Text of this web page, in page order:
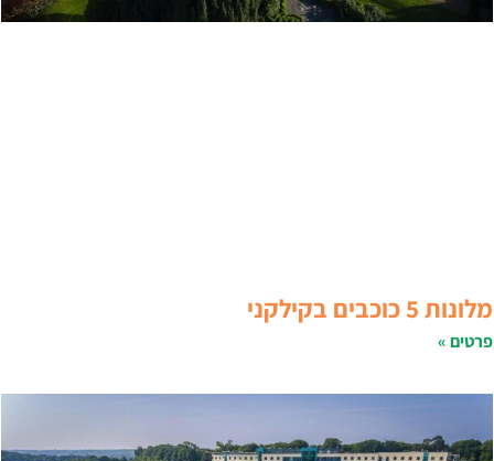
מלונות 5 כוכבים בקילקני
פרטים »